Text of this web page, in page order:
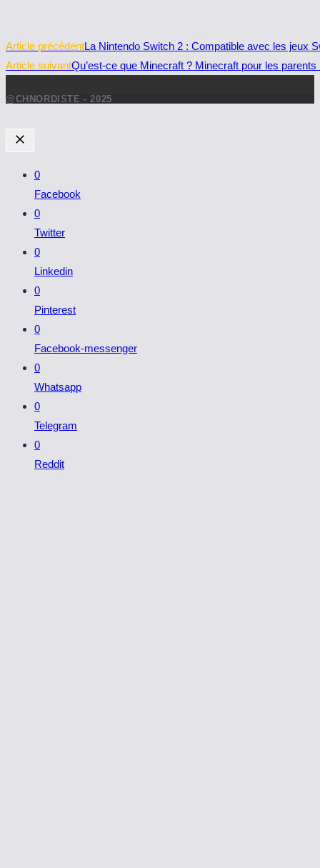
Read
more
Article précédentLa Nintendo Switch 2 : Compatible avec les jeux
Article suivantQu’est-ce que Minecraft ? Minecraft pour les
@CHNORDISTE - 2025
0
Facebook
0
Twitter
0
Linkedin
0
Pinterest
0
Facebook-messenger
0
Whatsapp
0
Telegram
0
Reddit